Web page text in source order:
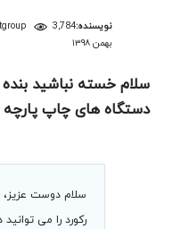
نویسنده:3,784 بازدید
بهمن ۱۳۹۸
سلام خسته نباشید
دستگاه های چاپ پارچه
سلام دوست
رکورد را می